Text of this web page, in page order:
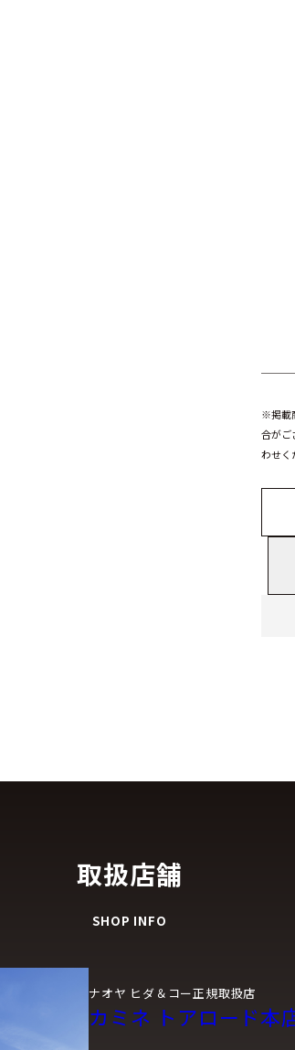
※掲載
合がご
わせく
取扱店舗
SHOP INFO
ナオヤ ヒダ＆コー正規取扱店
カミネ トアロード本